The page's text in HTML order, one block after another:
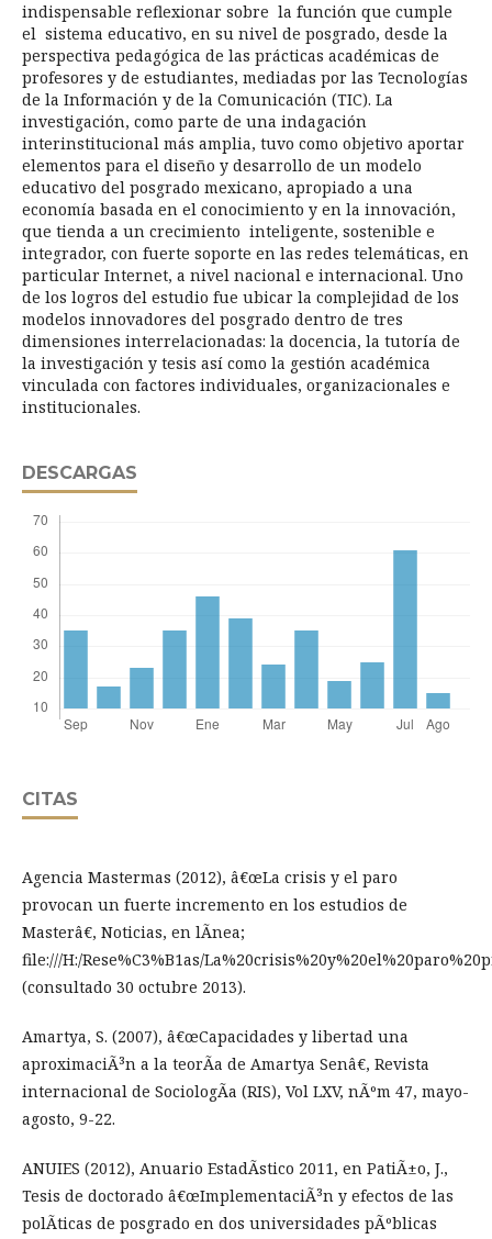
indispensable reflexionar sobre la función que cumple
el sistema educativo, en su nivel de posgrado, desde la
perspectiva pedagógica de las prácticas académicas de
profesores y de estudiantes, mediadas por las Tecnologías
de la Información y de la Comunicación (TIC). La
investigación, como parte de una indagación
interinstitucional más amplia, tuvo como objetivo aportar
elementos para el diseño y desarrollo de un modelo
educativo del posgrado mexicano, apropiado a una
economía basada en el conocimiento y en la innovación,
que tienda a un crecimiento inteligente, sostenible e
integrador, con fuerte soporte en las redes telemáticas, en
particular Internet, a nivel nacional e internacional. Uno
de los logros del estudio fue ubicar la complejidad de los
modelos innovadores del posgrado dentro de tres
dimensiones interrelacionadas: la docencia, la tutoría de
la investigación y tesis así como la gestión académica
vinculada con factores individuales, organizacionales e
institucionales.
DESCARGAS
CITAS
Agencia Mastermas (2012), â€œLa crisis y el paro
provocan un fuerte incremento en los estudios de
Masterâ€, Noticias, en lÃ­nea;
file:///H:/Rese%C3%B1as/
(consultado 30 octubre 2013).
Amartya, S. (2007), â€œCapacidades y libertad una
aproximaciÃ³n a la teorÃ­a de Amartya Senâ€, Revista
internacional de SociologÃ­a (RIS), Vol LXV, nÃºm 47, mayo-
agosto, 9-22.
ANUIES (2012), Anuario EstadÃ­stico 2011, en PatiÃ±o, J.,
Tesis de doctorado â€œImplementaciÃ³n y efectos de las
polÃ­ticas de posgrado en dos universidades pÃºblicas